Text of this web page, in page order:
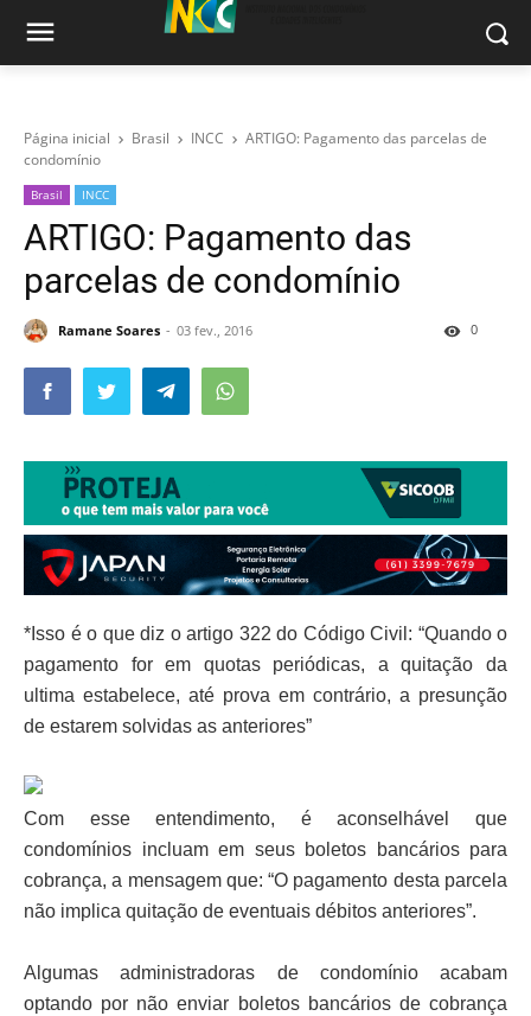
Página inicial Brasil INCC
ARTIGO: Pagamento das parcelas de
condomínio
Brasil INCC
ARTIGO: Pagamento das
parcelas de condomínio
Ramane Soares 03 fev., 2016 0
*Isso é o que diz o artigo 322 do Código Civil: “Quando o
pagamento for em quotas periódicas, a quitação da
ultima estabelece, até prova em contrário, a presunção
de estarem solvidas as anteriores”
Com esse entendimento, é aconselhável que
condomínios incluam em seus boletos bancários para
cobrança, a mensagem que: “O pagamento desta parcela
não implica quitação de eventuais débitos anteriores”.
Algumas administradoras de condomínio acabam
optando por não enviar boletos bancários de cobrança